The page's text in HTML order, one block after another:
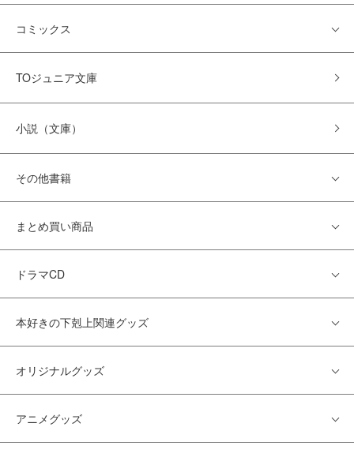
コミックス
TOジュニア文庫
小説（文庫）
その他書籍
まとめ買い商品
ドラマCD
本好きの下剋上関連グッズ
オリジナルグッズ
アニメグッズ